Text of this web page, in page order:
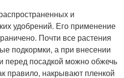
и
удобрений. Его применение
Почти все растения
подкормки, а при внесении
перед посадкой можно обжечь
правило, накрывают пленкой